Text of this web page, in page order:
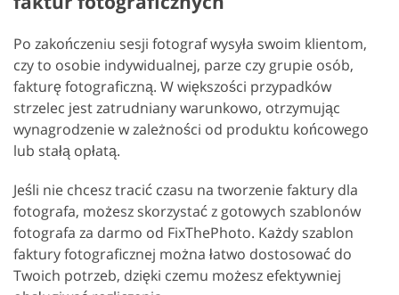
Po zakończeniu sesji fotograf wysyła swoim klientom,
czy to osobie indywidualnej, parze czy grupie osób,
fakturę fotograficzną. W większości przypadków
strzelec jest zatrudniany warunkowo, otrzymując
wynagrodzenie w zależności od produktu końcowego
lub stałą opłatą.
Jeśli nie chcesz tracić czasu na tworzenie faktury dla
fotografa, możesz skorzystać z gotowych szablonów
fotografa za darmo od FixThePhoto. Każdy szablon
faktury fotograficznej można łatwo dostosować do
Twoich potrzeb, dzięki czemu możesz efektywniej